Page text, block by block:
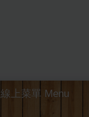
線上菜單 Menu